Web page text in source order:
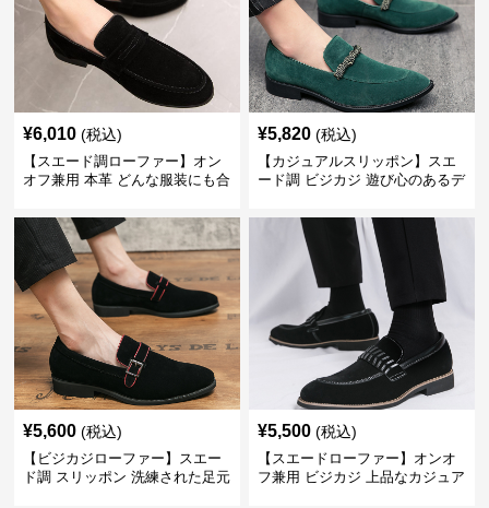
¥6,010 (税込)
【スエード調ローファー】オン
オフ兼用 本革 どんな服装にも合
供
¥5,820 (税込)
【カジュアルスリッポン】スエ
ード調 ビジカジ 遊び心のあるデ
表現
¥5,600 (税込)
【ビジカジローファー】スエー
ド調 スリッポン 洗練された足元
¥5,500 (税込)
【スエードローファー】オンオ
フ兼用 ビジカジ 上品なカジュア